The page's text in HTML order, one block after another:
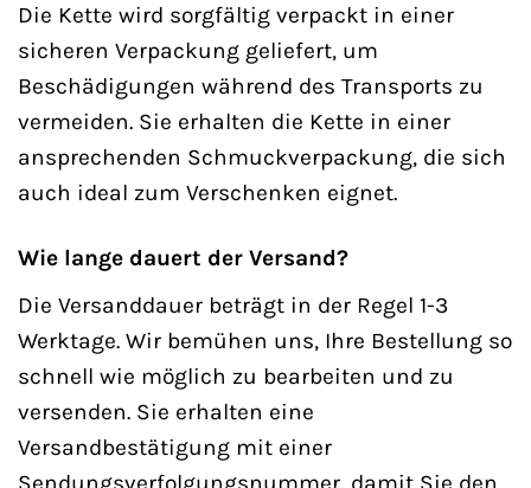
Die Kette wird sorgfältig verpackt in einer
sicheren Verpackung geliefert, um
Beschädigungen während des Transports zu
vermeiden. Sie erhalten die Kette in einer
ansprechenden Schmuckverpackung, die sich
auch ideal zum Verschenken eignet.
Wie lange dauert der Versand?
Die Versanddauer beträgt in der Regel 1-3
Werktage. Wir bemühen uns, Ihre Bestellung so
schnell wie möglich zu bearbeiten und zu
versenden. Sie erhalten eine
Versandbestätigung mit einer
Sendungsverfolgungsnummer, damit Sie den